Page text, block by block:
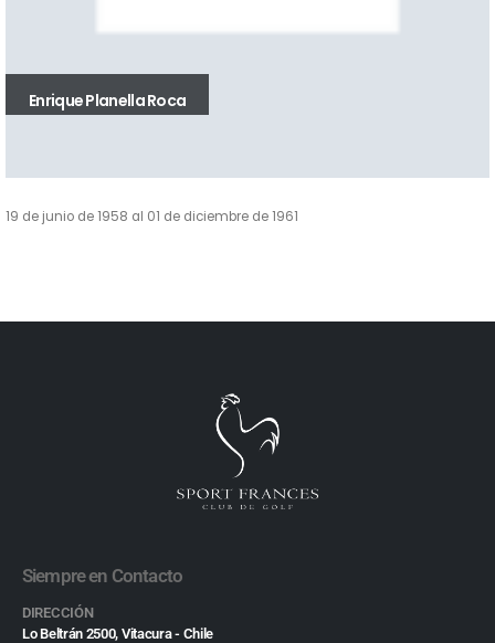
Enrique Planella Roca
19 de junio de 1958 al 01 de diciembre de 1961
Siempre en Contacto
DIRECCIÓN
Lo Beltrán 2500, Vitacura - Chile